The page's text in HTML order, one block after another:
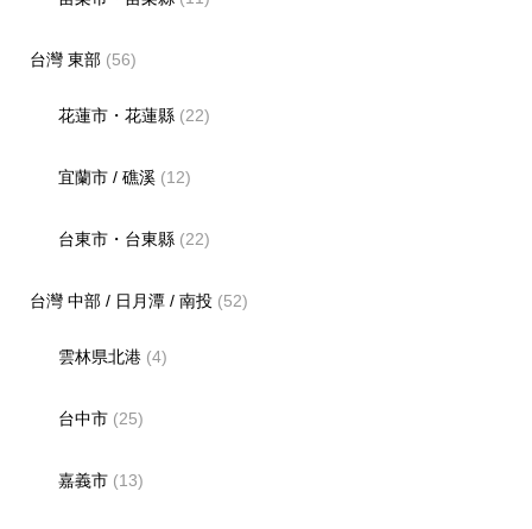
台灣 東部(56)
花蓮市・花蓮縣 (22)
宜蘭市 / 礁溪 (12)
台東市・台東縣 (22)
台灣 中部 / 日月潭 / 南投(52)
雲林県北港 (4)
台中市 (25)
嘉義市 (13)